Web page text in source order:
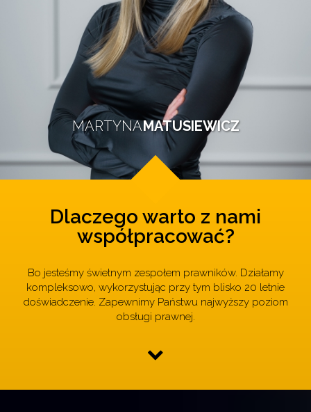
ALEKSANDRABOROWY
Dlaczego warto z nami
współpracować?
Bo jesteśmy świetnym zespołem prawników. Działamy
kompleksowo, wykorzystując przy tym blisko 20 letnie
doświadczenie. Zapewnimy Państwu najwyższy poziom
obsługi prawnej.